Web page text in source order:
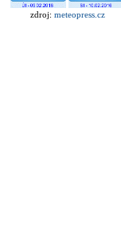
zdroj: meteopress.cz